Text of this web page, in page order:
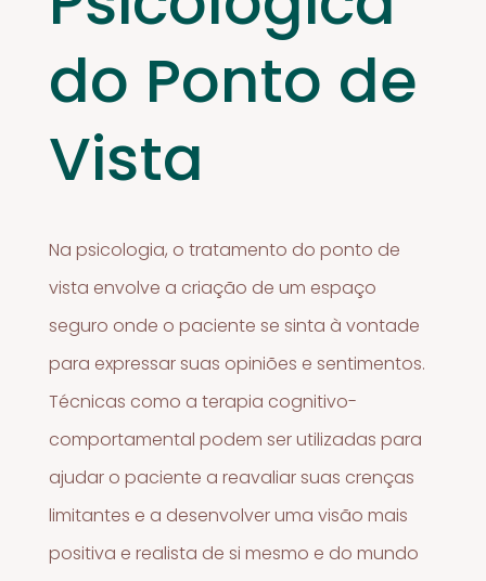
do Ponto de
Vista
Na psicologia, o tratamento do ponto de
vista envolve a criação de um espaço
seguro onde o paciente se sinta à vontade
para expressar suas opiniões e sentimentos.
Técnicas como a terapia cognitivo-
comportamental podem ser utilizadas para
ajudar o paciente a reavaliar suas crenças
limitantes e a desenvolver uma visão mais
positiva e realista de si mesmo e do mundo